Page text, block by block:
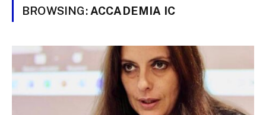
BROWSING: ACCADEMIA IC